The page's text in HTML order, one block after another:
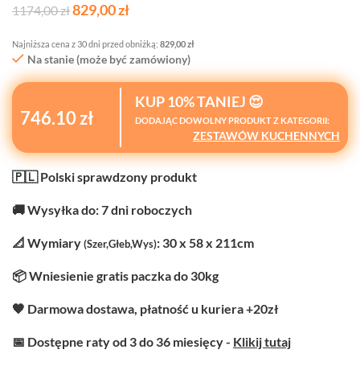
1174,00zł829,00zł
Najniższa cena z 30 dni przed obniżką: 829,00zł
Na stanie (może być zamówiony)
746.10 zł
KUP 10% TANIEJ 😍
DODAJĄC DOWOLNY PRODUKT Z KATEGORII:
ZESTAWÓW KUCHENNYCH
🇵🇱 Polski sprawdzony produkt
🚚 Wysyłka do: 7 dni roboczych
📐 Wymiary(Szer,Głeb,Wys): 30 x 58 x 211cm
📦 Wniesienie gratis paczka do 30kg
🧡 Darmowa dostawa, płatność u kuriera +20zł
📅 Dostępne raty od 3 do 36 miesięcy - Klikij tutaj